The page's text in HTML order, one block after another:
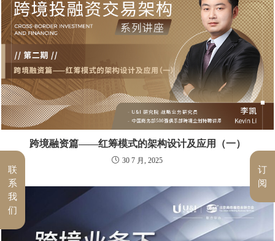
跨境融资篇——红筹模式的架构设计及应用（一）
30 7 月, 2025
订
阅
联
系
我
们